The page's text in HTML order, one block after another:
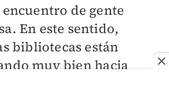
de gente
En este sentido,
bibliotecas están
muy bien hacia